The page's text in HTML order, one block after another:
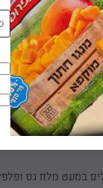
הטופו לקערה עם
על שיפודים,
במעט מלח גס